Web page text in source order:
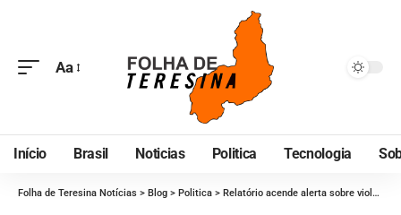
Aa
Início Brasil Noticias Politica Tecnologia
Folha de Teresina Notícias > Blog > Politica > Relatório acende alerta sobre violência contra a população LGBT no Piauí